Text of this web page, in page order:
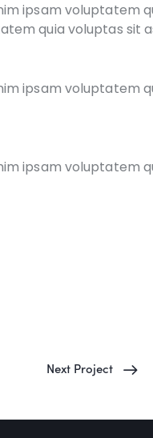
ipsam voluptatem
quia voluptas sit
ipsam voluptatem
ipsam voluptatem
Next Project